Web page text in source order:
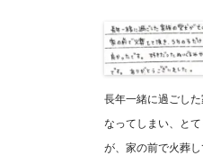
長年一緒に過ごし
なってしまい、と
が、家の前で火葬